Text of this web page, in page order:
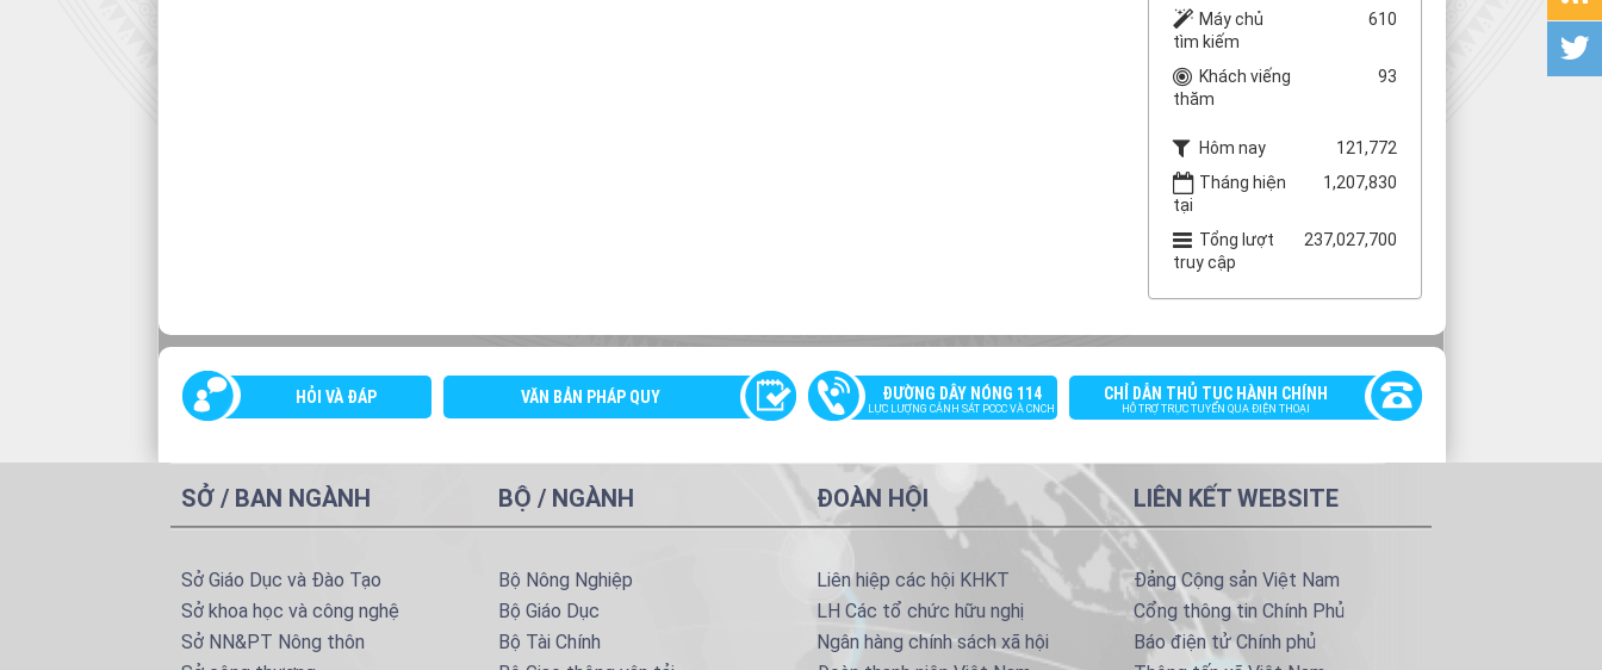
Máy chủ
tìm kiếm
610
Khách viếng
thăm
93
Hôm nay
121,772
Tháng hiện
tại
1,207,830
Tổng lượt
truy cập
237,027,700
HỎI VÀ ĐÁP VĂN BẢN PHÁP QUY ĐƯỜNG DÂY NÓNG 114
LỰC LƯỢNG CẢNH SÁT PCCC VÀ CNCH
CHỈ DẪN THỦ TỤC HÀNH CHÍNH
HỖ TRỢ TRỰC TUYẾN QUA ĐIỆN THOẠI
SỞ / BAN NGÀNH
Sở Giáo Dục và Đào Tạo
Sở khoa học và công nghệ
Sở NN&PT Nông thôn
BỘ / NGÀNH
Bộ Nông Nghiệp
Bộ Giáo Dục
Bộ Tài Chính
ĐOÀN HỘI
Liên hiệp các hội KHKT
LH Các tổ chức hữu nghị
Ngân hàng chính sách xã hội
LIÊN KẾT WEBSITE
Đảng Cộng sản Việt Nam
Cổng thông tin Chính Phủ
Báo điện tử Chính phủ